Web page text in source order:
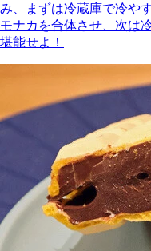
み、まずは冷蔵庫で冷や
モナカを合体させ、次は
堪能せよ！